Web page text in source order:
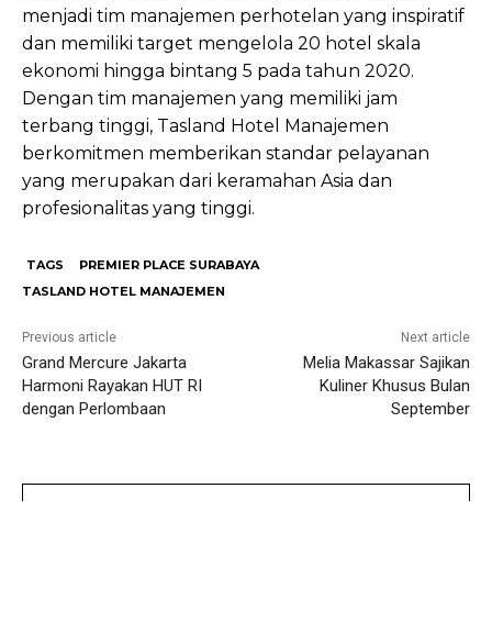
menjadi tim manajemen perhotelan yang inspiratif
dan memiliki target mengelola 20 hotel skala
ekonomi hingga bintang 5 pada tahun 2020.
Dengan tim manajemen yang memiliki jam
terbang tinggi, Tasland Hotel Manajemen
berkomitmen memberikan standar pelayanan
yang merupakan dari keramahan Asia dan
profesionalitas yang tinggi.
TAGS
PREMIER PLACE SURABAYA
TASLAND HOTEL MANAJEMEN
Previous article
Grand Mercure Jakarta
Harmoni Rayakan HUT RI
dengan Perlombaan
Next article
Melia Makassar Sajikan
Kuliner Khusus Bulan
September